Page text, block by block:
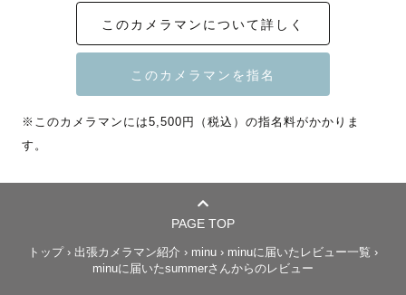
⭐️レビュー平均評価 ⭐︎⭐︎⭐︎⭐︎⭐︎(最高評価)
⭐️社内上位20%ゴールドランクカメラマン
📷写真教室ラブグラフアカデミー講師
/ mini, lovegraph camp 講師
🎖️ Lovegraph Award 2023
🏳️‍🌈  LGBTQ Friendly
このカメラマンについて詳しく
※このカメラマンには5,500円（税込）の指名料がかかりま
す。
PAGE TOP
トップ › 出張カメラマン紹介 › minu › minuに届いたレビュー一覧 ›
minuに届いたsummerさんからのレビュー